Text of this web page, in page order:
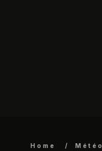
Home Météo